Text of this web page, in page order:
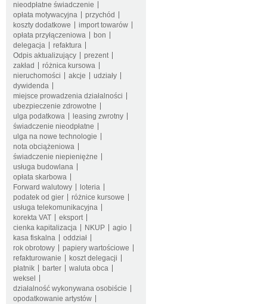
nieodpłatne świadczenie
opłata motywacyjna
przychód
koszty dodatkowe
import towarów
opłata przyłączeniowa
bon
delegacja
refaktura
Odpis aktualizujący
prezent
zakład
różnica kursowa
nieruchomości
akcje
udziały
dywidenda
miejsce prowadzenia działalności
ubezpieczenie zdrowotne
ulga podatkowa
leasing zwrotny
świadczenie nieodpłatne
ulga na nowe technologie
nota obciążeniowa
świadczenie niepieniężne
usługa budowlana
opłata skarbowa
Forward walutowy
loteria
podatek od gier
różnice kursowe
usługa telekomunikacyjna
korekta VAT
eksport
cienka kapitalizacja
NKUP
agio
kasa fiskalna
oddział
rok obrotowy
papiery wartościowe
refakturowanie
koszt delegacji
płatnik
barter
waluta obca
weksel
działalność wykonywana osobiście
opodatkowanie artystów